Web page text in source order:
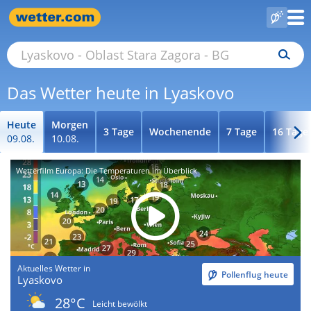
Das Wetter heute in Lyaskovo
Heute
09.08.
Morgen
10.08.
3 Tage Wochenende 7 Tage 16 Tage
Wetterfilm Europa: Die Temperaturen im Überblick
Aktuelles Wetter in
Lyaskovo Pollenflug heute
28°C
Leicht bewölkt